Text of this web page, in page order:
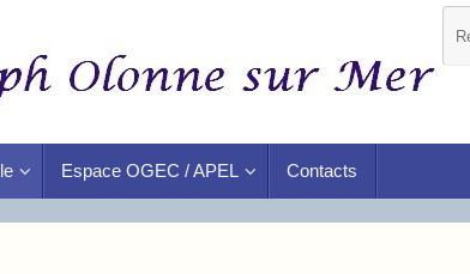
Espace OGEC / APEL Contacts